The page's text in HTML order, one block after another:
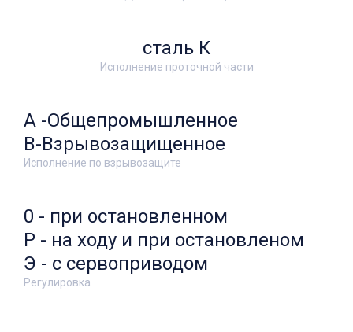
Исполнение проточной части
сталь К
Исполнение по взрывозащите
А -Общепромышленное
В-Взрывозащищенное
Регулировка
0 - при остановленном
Р - на ходу и при остановленом
Э - с сервоприводом